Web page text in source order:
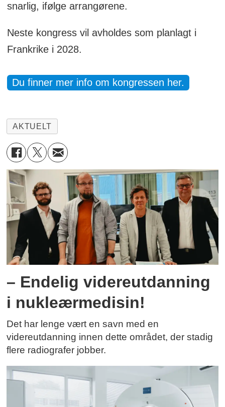
snarlig, ifølge arrangørene.
Neste kongress vil avholdes som planlagt i
Frankrike i 2028.
Du finner mer info om kongressen her.
AKTUELT
– Endelig videreutdanning
i nukleærmedisin!
Det har lenge vært en savn med en
videreutdanning innen dette området, der stadig
flere radiografer jobber.